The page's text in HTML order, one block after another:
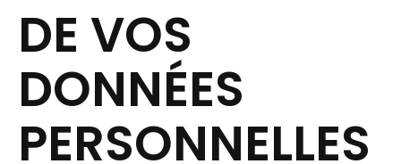
DE VOS
DONNÉES
PERSONNELLES